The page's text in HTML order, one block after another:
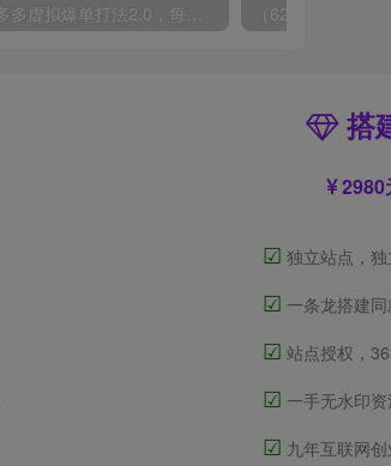
拼多多虚拟爆单打法2.0，每天10分钟，月产5000+，从0到1赚收益教程
搭
2980
☑ 独立站点，
☑ 一条龙搭建
☑ 站点授权，
☑ 一手无水印
☑ 九年互联网